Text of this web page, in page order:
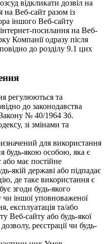
відкликати дозвіл на
Веб-сайт разом із
іншого Веб-сайту
посилання на Веб-
Компанії одразу після
до розділу 9.1 цих
регулюються та
до законодавства
№ 40/1964 Зб.
зі змінами та
для використання
будь-якою особою, яка є
має постійне
якій державі або підпадає
де таке використання є
згоди будь-якого
іншої уповноваженої
експлуатація та/або
Веб-сайту або будь-якої
реєстрації чи будь-